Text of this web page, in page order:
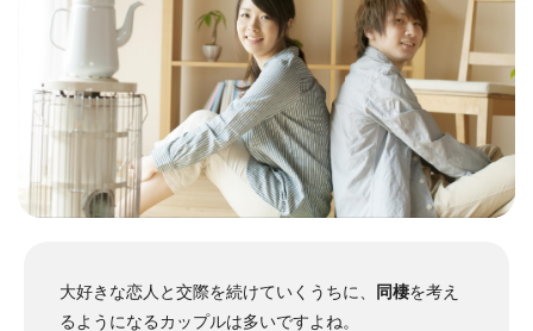
大好きな恋人と交際を続けていくうちに、 同棲を考え
るようになるカップルは多いですよね。